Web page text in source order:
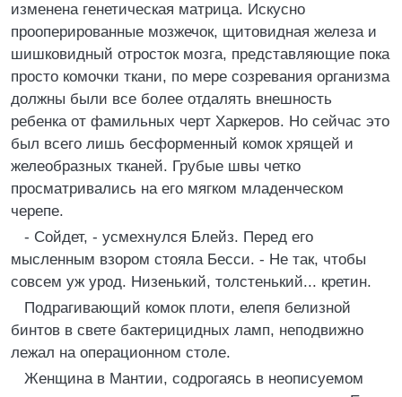
изменена генетическая матрица. Искусно
прооперированные мозжечок, щитовидная железа и
шишковидный отросток мозга, представляющие пока
просто комочки ткани, по мере созревания организма
должны были все более отдалять внешность
ребенка от фамильных черт Харкеров. Но сейчас это
был всего лишь бесформенный комок хрящей и
желеобразных тканей. Грубые швы четко
просматривались на его мягком младенческом
черепе.
- Сойдет, - усмехнулся Блейз. Перед его
мысленным взором стояла Бесси. - Не так, чтобы
совсем уж урод. Низенький, толстенький... кретин.
Подрагивающий комок плоти, елепя белизной
бинтов в свете бактерицидных ламп, неподвижно
лежал на операционном столе.
Женщина в Мантии, содрогаясь в неописуемом